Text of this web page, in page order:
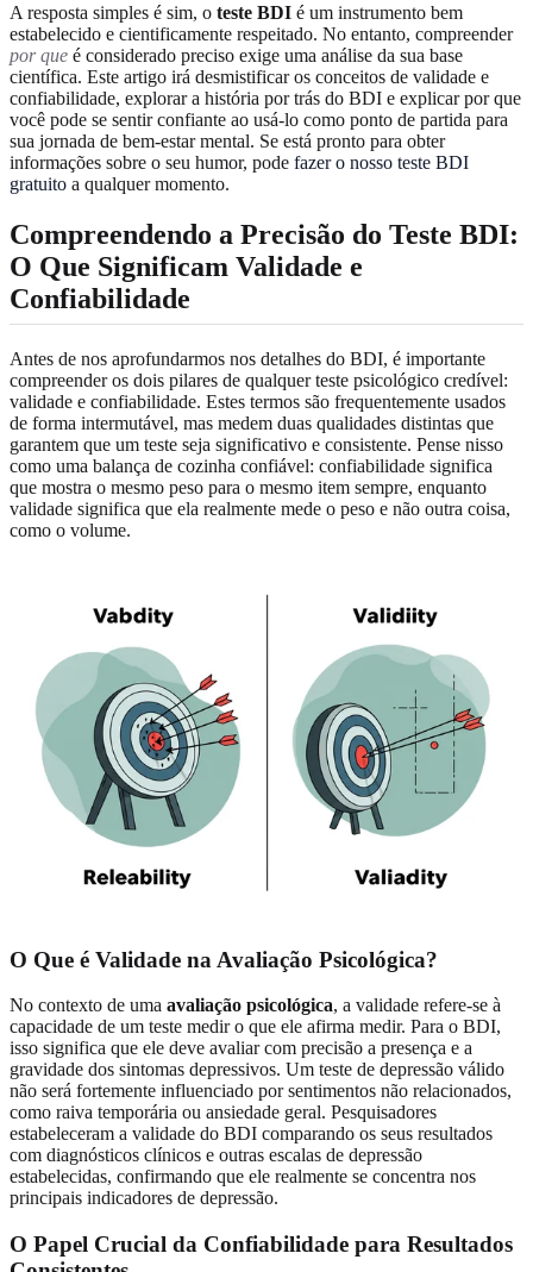
A resposta simples é sim, o teste BDI é um instrumento bem
estabelecido e cientificamente respeitado. No entanto, compreender
por que é considerado preciso exige uma análise da sua base
científica. Este artigo irá desmistificar os conceitos de validade e
confiabilidade, explorar a história por trás do BDI e explicar por que
você pode se sentir confiante ao usá-lo como ponto de partida para
sua jornada de bem-estar mental. Se está pronto para obter
informações sobre o seu humor, pode fazer o nosso teste BDI
gratuito a qualquer momento.
Compreendendo a Precisão do Teste BDI:
O Que Significam Validade e
Confiabilidade
Antes de nos aprofundarmos nos detalhes do BDI, é importante
compreender os dois pilares de qualquer teste psicológico credível:
validade e confiabilidade. Estes termos são frequentemente usados ​​
de forma intermutável, mas medem duas qualidades distintas que
garantem que um teste seja significativo e consistente. Pense nisso
como uma balança de cozinha confiável: confiabilidade significa
que mostra o mesmo peso para o mesmo item sempre, enquanto
validade significa que ela realmente mede o peso e não outra coisa,
como o volume.
O Que é Validade na Avaliação Psicológica?
No contexto de uma avaliação psicológica, a validade refere-se à
capacidade de um teste medir o que ele afirma medir. Para o BDI,
isso significa que ele deve avaliar com precisão a presença e a
gravidade dos sintomas depressivos. Um teste de depressão válido
não será fortemente influenciado por sentimentos não relacionados,
como raiva temporária ou ansiedade geral. Pesquisadores
estabeleceram a validade do BDI comparando os seus resultados
com diagnósticos clínicos e outras escalas de depressão
estabelecidas, confirmando que ele realmente se concentra nos
principais indicadores de depressão.
O Papel Crucial da Confiabilidade para Resultados